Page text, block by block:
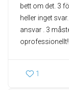
bett om det. 3
heller inget
ansvar . 3
1